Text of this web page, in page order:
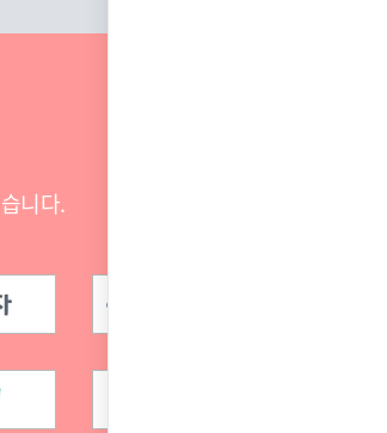
니다.